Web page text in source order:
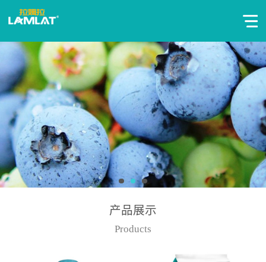
产品展示
Products